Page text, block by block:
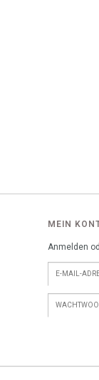
MEIN
Anmelden